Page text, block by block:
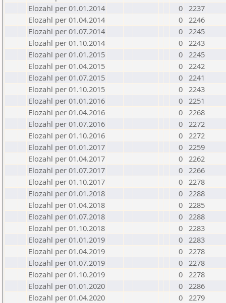
Elozahl per 01.01.2014
0 2237
Elozahl per 01.04.2014
0 2246
Elozahl per 01.07.2014
0 2245
Elozahl per 01.10.2014
0 2243
Elozahl per 01.01.2015
0 2245
Elozahl per 01.04.2015
0 2242
Elozahl per 01.07.2015
0 2241
Elozahl per 01.10.2015
0 2243
Elozahl per 01.01.2016
0 2251
Elozahl per 01.04.2016
0 2268
Elozahl per 01.07.2016
0 2272
Elozahl per 01.10.2016
0 2272
Elozahl per 01.01.2017
0 2259
Elozahl per 01.04.2017
0 2262
Elozahl per 01.07.2017
0 2266
Elozahl per 01.10.2017
0 2278
Elozahl per 01.01.2018
0 2288
Elozahl per 01.04.2018
0 2285
Elozahl per 01.07.2018
0 2288
Elozahl per 01.10.2018
0 2283
Elozahl per 01.01.2019
0 2283
Elozahl per 01.04.2019
0 2278
Elozahl per 01.07.2019
0 2278
Elozahl per 01.10.2019
0 2278
Elozahl per 01.01.2020
0 2286
Elozahl per 01.04.2020
0 2279